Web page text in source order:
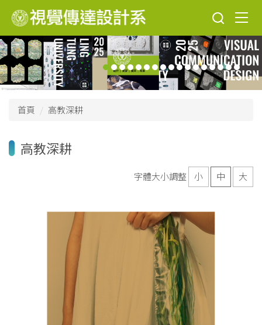
到
主
要
內
容
區
首頁
高教深耕
高教深耕
字體大小調整 小 中 大